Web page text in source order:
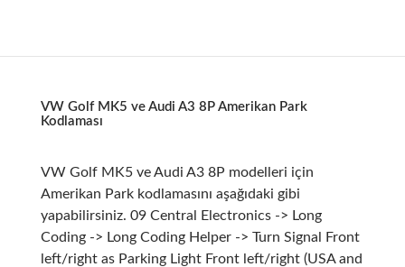
VW Golf MK5 ve Audi A3 8P Amerikan Park
Kodlaması
VW Golf MK5 ve Audi A3 8P modelleri için
Amerikan Park kodlamasını aşağıdaki gibi
yapabilirsiniz. 09 Central Electronics -> Long
Coding -> Long Coding Helper -> Turn Signal Front
left/right as Parking Light Front left/right (USA and